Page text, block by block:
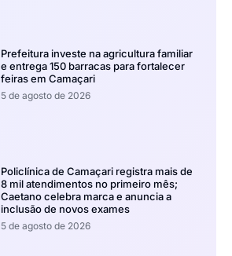
Prefeitura investe na agricultura familiar
e entrega 150 barracas para fortalecer
feiras em Camaçari
5 de agosto de 2026
Policlínica de Camaçari registra mais de
8 mil atendimentos no primeiro mês;
Caetano celebra marca e anuncia a
inclusão de novos exames
5 de agosto de 2026